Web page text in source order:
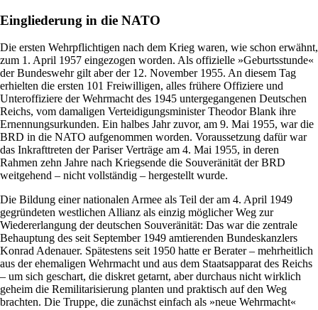
Eingliederung in die NATO
Die ersten Wehrpflichtigen nach dem Krieg waren, wie schon erwähnt,
zum 1. April 1957 eingezogen worden. Als offizielle »Geburtsstunde«
der Bundeswehr gilt aber der 12. November 1955. An diesem Tag
erhielten die ersten 101 Freiwilligen, alles frühere Offiziere und
Unteroffiziere der Wehrmacht des 1945 untergegangenen Deutschen
Reichs, vom damaligen Verteidigungsminister Theodor Blank ihre
Ernennungsurkunden. Ein halbes Jahr zuvor, am 9. Mai 1955, war die
BRD in die NATO aufgenommen worden. Voraussetzung dafür war
das Inkrafttreten der Pariser Verträge am 4. Mai 1955, in deren
Rahmen zehn Jahre nach Kriegsende die Souveränität der BRD
weitgehend – nicht vollständig – hergestellt wurde.
Die Bildung einer nationalen Armee als Teil der am 4. April 1949
gegründeten westlichen Allianz als einzig möglicher Weg zur
Wiedererlangung der deutschen Souveränität: Das war die zentrale
Behauptung des seit September 1949 amtierenden Bundeskanzlers
Konrad Adenauer. Spätestens seit 1950 hatte er Berater – mehrheitlich
aus der ehemaligen Wehrmacht und aus dem Staatsapparat des Reichs
– um sich geschart, die diskret getarnt, aber durchaus nicht wirklich
geheim die Remilitarisierung planten und praktisch auf den Weg
brachten. Die Truppe, die zunächst einfach als »neue Wehrmacht«